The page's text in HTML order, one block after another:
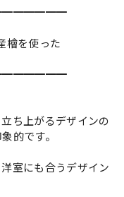
檜を使った
ち上がるデザインの
的です。
室にも合うデザイン